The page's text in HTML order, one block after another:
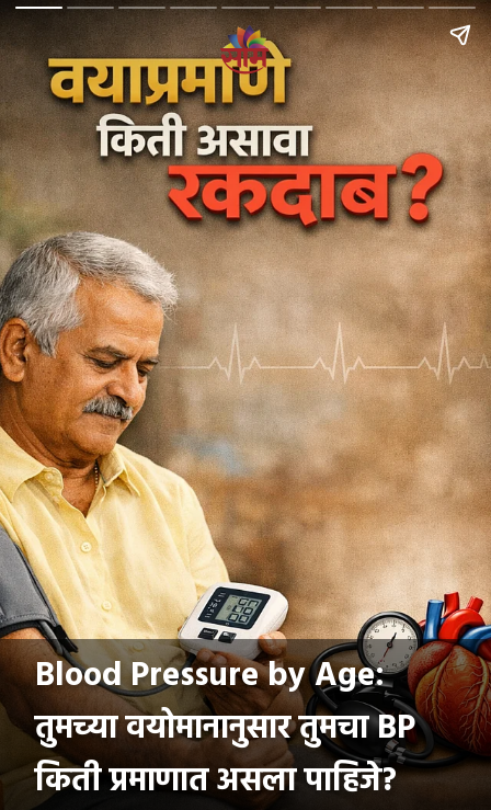
Blood Pressure by Age:
तुमच्या वयोमानानुसार तुमचा BP
किती प्रमाणात असला पाहिजे?